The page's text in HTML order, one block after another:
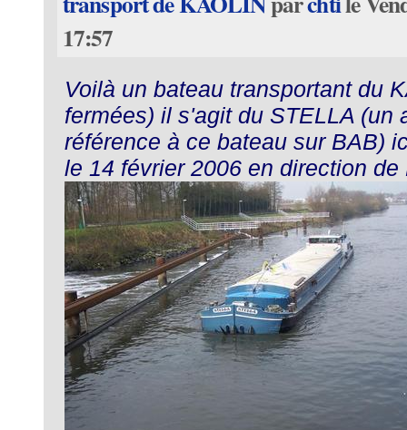
17:57
Voilà un bateau transportant du
fermées) il s'agit du STELLA (un
référence à ce bateau sur BAB)
le 14 février 2006 en direction de